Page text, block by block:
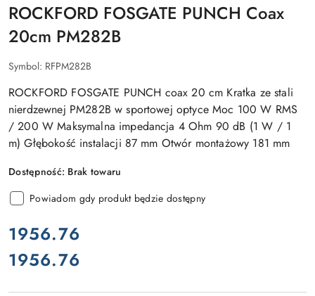
ROCKFORD FOSGATE PUNCH Coax
20cm PM282B
Symbol: RFPM282B
ROCKFORD FOSGATE PUNCH coax 20 cm Kratka ze stali
nierdzewnej PM282B w sportowej optyce Moc 100 W RMS
/ 200 W Maksymalna impedancja 4 Ohm 90 dB (1 W / 1
m) Głębokość instalacji 87 mm Otwór montażowy 181 mm
Dostępność: Brak towaru
Powiadom gdy produkt będzie dostępny
cena:
1956.76
Cena:
1956.76